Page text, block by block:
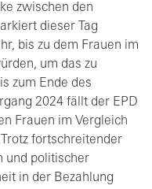
zwischen den
dieser Tag
bis zu dem Frauen im
um das zu
zum Ende des
2024 fällt der EPD
Frauen im Vergleich
fortschreitender
und politischer
in der Bezahlung